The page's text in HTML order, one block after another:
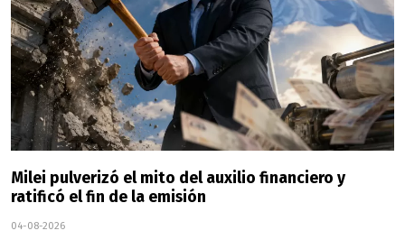
Milei pulverizó el mito del auxilio financiero y
ratificó el fin de la emisión
04-08-2026